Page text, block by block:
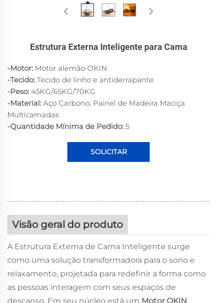
Estrutura Externa Inteligente para Cama
-Motor: Motor alemão OKIN
-Tecido: Tecido de linho e antiderrapante
-Peso: 45KG/65KG/70KG
-Material: Aço Carbono, Painel de Madeira Maciça
Multicamadas
-Quantidade Mínima de Pedido: 5
SOLICITAR
Visão geral do produto
A Estrutura Externa de Cama Inteligente surge
como uma solução transformadora para o sono e
relaxamento, projetada para redefinir a forma como
as pessoas interagem com seus espaços de
descanso. Em seu núcleo está um Motor OKIN